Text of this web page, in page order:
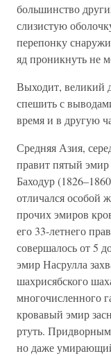
большинство
слизистую
перепонку
яд проникнуть не
Выходит, великий
спешить с
время и в другую
Средняя Азия,
правит пятый
Баходур
отличался особой
прочих эмиров
его 33-летнего
совершалось от 5
эмир Насрулла
шахрисябского
многочисленного
кровавый эмир
ртуть.
но даже умирающий